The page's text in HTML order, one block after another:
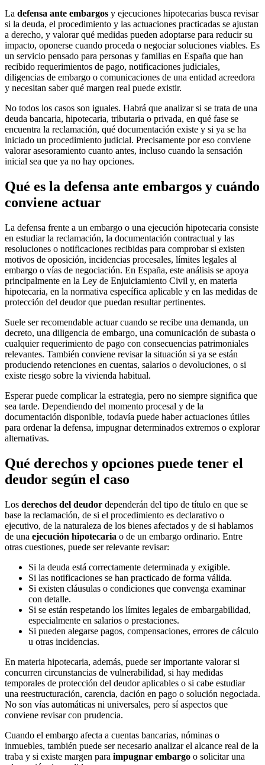
La defensa ante embargos y ejecuciones hipotecarias busca revisar
si la deuda, el procedimiento y las actuaciones practicadas se ajustan
a derecho, y valorar qué medidas pueden adoptarse para reducir su
impacto, oponerse cuando proceda o negociar soluciones viables. Es
un servicio pensado para personas y familias en España que han
recibido requerimientos de pago, notificaciones judiciales,
diligencias de embargo o comunicaciones de una entidad acreedora
y necesitan saber qué margen real puede existir.
No todos los casos son iguales. Habrá que analizar si se trata de una
deuda bancaria, hipotecaria, tributaria o privada, en qué fase se
encuentra la reclamación, qué documentación existe y si ya se ha
iniciado un procedimiento judicial. Precisamente por eso conviene
valorar asesoramiento cuanto antes, incluso cuando la sensación
inicial sea que ya no hay opciones.
Qué es la defensa ante embargos y cuándo
conviene actuar
La defensa frente a un embargo o una ejecución hipotecaria consiste
en estudiar la reclamación, la documentación contractual y las
resoluciones o notificaciones recibidas para comprobar si existen
motivos de oposición, incidencias procesales, límites legales al
embargo o vías de negociación. En España, este análisis se apoya
principalmente en la Ley de Enjuiciamiento Civil y, en materia
hipotecaria, en la normativa específica aplicable y en las medidas de
protección del deudor que puedan resultar pertinentes.
Suele ser recomendable actuar cuando se recibe una demanda, un
decreto, una diligencia de embargo, una comunicación de subasta o
cualquier requerimiento de pago con consecuencias patrimoniales
relevantes. También conviene revisar la situación si ya se están
produciendo retenciones en cuentas, salarios o devoluciones, o si
existe riesgo sobre la vivienda habitual.
Esperar puede complicar la estrategia, pero no siempre significa que
sea tarde. Dependiendo del momento procesal y de la
documentación disponible, todavía puede haber actuaciones útiles
para ordenar la defensa, impugnar determinados extremos o explorar
alternativas.
Qué derechos y opciones puede tener el
deudor según el caso
Los derechos del deudor dependerán del tipo de título en que se
base la reclamación, de si el procedimiento es declarativo o
ejecutivo, de la naturaleza de los bienes afectados y de si hablamos
de una ejecución hipotecaria o de un embargo ordinario. Entre
otras cuestiones, puede ser relevante revisar:
Si la deuda está correctamente determinada y exigible.
Si las notificaciones se han practicado de forma válida.
Si existen cláusulas o condiciones que convenga examinar
con detalle.
Si se están respetando los límites legales de embargabilidad,
especialmente en salarios o prestaciones.
Si pueden alegarse pagos, compensaciones, errores de cálculo
u otras incidencias.
En materia hipotecaria, además, puede ser importante valorar si
concurren circunstancias de vulnerabilidad, si hay medidas
temporales de protección del deudor aplicables o si cabe estudiar
una reestructuración, carencia, dación en pago o solución negociada.
No son vías automáticas ni universales, pero sí aspectos que
conviene revisar con prudencia.
Cuando el embargo afecta a cuentas bancarias, nóminas o
inmuebles, también puede ser necesario analizar el alcance real de la
traba y si existe margen para impugnar embargo o solicitar una